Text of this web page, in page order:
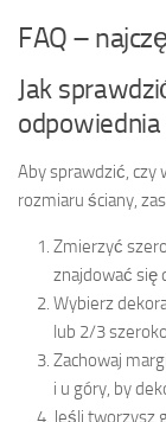
FAQ –
Jak
Aby sprawdzić, czy
rozmiaru ściany,
Zmierzyć
znajdować się
Wybierz
lub 2/3
Zachowaj
i u góry, by
Jeśli tworzysz